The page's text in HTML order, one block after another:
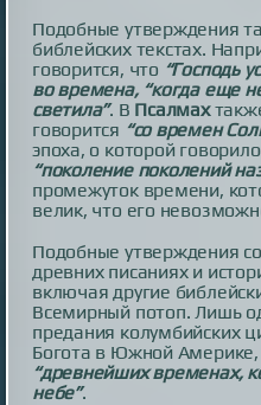
Подобные утверждения
библейских текстах.
говорится, что “Господь
во времена, “когда еще
светила”. В Псалмах
говорится “со времен
эпоха, о которой
“поколение поколений
промежуток времени,
велик, что его
Подобные утверждения
древних писаниях и
включая другие
Всемирный потоп. Лишь
предания колумбийских
Богота в Южной Америке,
“древнейших временах,
небе”.